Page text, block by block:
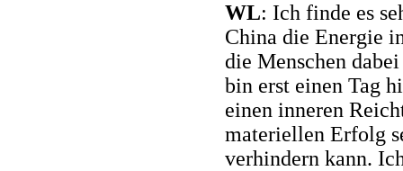
WL: Ich finde es
China die Energie
die Menschen
bin erst einen Tag
einen inneren
materiellen Erfolg
verhindern kann.